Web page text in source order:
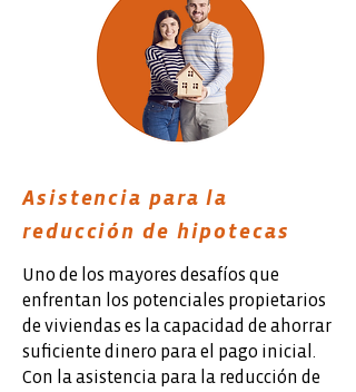
Asistencia para la
reducción de hipotecas
Uno de los mayores desafíos que
enfrentan los potenciales propietarios
de viviendas es la capacidad de ahorrar
suficiente dinero para el pago inicial.
Con la asistencia para la reducción de